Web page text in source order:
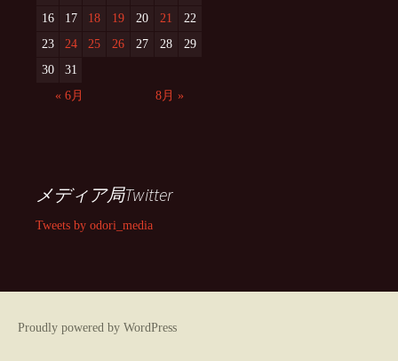
16
17 18 19 20 21
22
23
24 25 26 27 28
29
30
31
« 6月
8月 »
メディア局Twitter
Tweets by odori_media
Proudly powered by WordPress